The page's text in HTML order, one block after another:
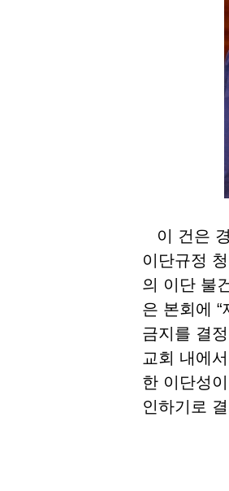
이 건은
이단규정
의 이단 불
은 본회에
금지를 결
교회 내에
한 이단성
인하기로